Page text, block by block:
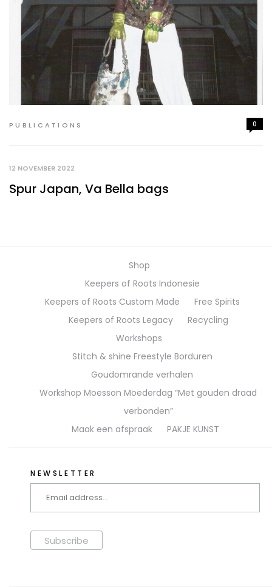
PUBLICATIONS 0
12 NOVEMBER 2022
Spur Japan, Va Bella bags
Shop
Keepers of Roots Indonesie
Keepers of Roots Custom Made
Free Spirits
Keepers of Roots Legacy
Recycling
Workshops
Stitch & shine Freestyle Borduren
Goudomrande verhalen
Workshop Moesson Moederdag “Met gouden draad
verbonden”
Maak een afspraak
PAKJE KUNST
NEWSLETTER